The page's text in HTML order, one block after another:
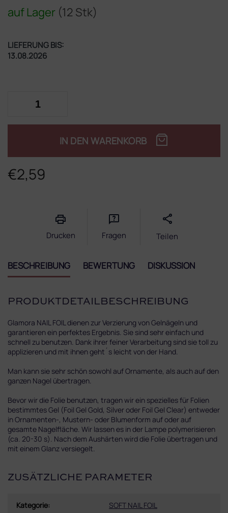
€2,59
auf Lager (12 Stk)
LIEFERUNG BIS:
13.08.2026
IN DEN WARENKORB
Drucken Fragen Teilen
BESCHREIBUNG BEWERTUNG DISKUSSION
PRODUKTDETAILBESCHREIBUNG
Glamora NAIL FOIL dienen zur Verzierung von Gelnägeln und
garantieren ein perfektes Ergebnis. Sie sind sehr einfach und
schnell zu benutzen. Dank ihrer feiner Verarbeitung sind sie toll zu
applizieren und mit ihnen geht´s leicht von der Hand.
Man kann sie sehr schön sowohl auf Ornamente, als auch auf den
ganzen Nagel übertragen.
Bevor wir die Folie benutzen, tragen wir ein spezielles für Folien
bestimmtes Gel (Foil Gel Gold, Silver oder Foil Gel Clear) entweder
in Ornamenten-, Mustern- oder Blumenform auf oder auf
gesamte Nagelfläche. Wir lassen es in der Lampe polymerisieren
(ca. 20-30 s). Nach dem Aushärten wird die Folie übertragen und
mit einem Glanz versiegelt.
ZUSÄTZLICHE PARAMETER
Kategorie: SOFT NAIL FOIL